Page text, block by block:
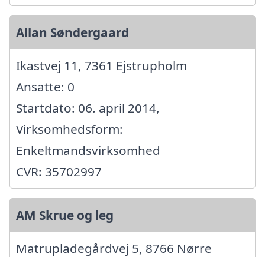
Allan Søndergaard
Ikastvej 11, 7361 Ejstrupholm
Ansatte: 0
Startdato: 06. april 2014,
Virksomhedsform:
Enkeltmandsvirksomhed
CVR: 35702997
AM Skrue og leg
Matrupladegårdvej 5, 8766 Nørre